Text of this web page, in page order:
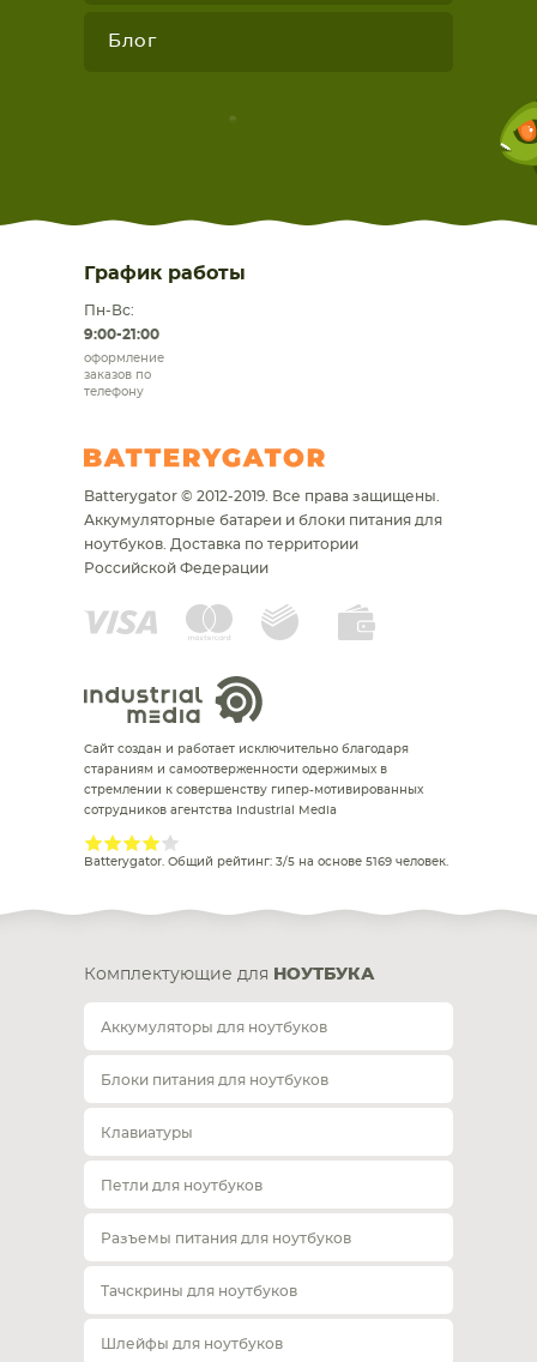
Блог
График работы
Пн-Вс:
9:00-21:00
оформление
заказов по
телефону
Batterygator © 2012-2019. Все права защищены.
Аккумуляторные батареи и блоки питания для
ноутбуков. Доставка по территории
Российской Федерации
Сайт создан и работает исключительно благодаря
стараниям и самоотверженности одержимых в
стремлении к совершенству гипер-мотивированных
сотрудников агентства Industrial Media
Batterygator. Общий рейтинг: 3/5 на основе 5169 человек.
Комплектующие для НОУТБУКА
Аккумуляторы для ноутбуков
Блоки питания для ноутбуков
Клавиатуры
Петли для ноутбуков
Разъемы питания для ноутбуков
Тачскрины для ноутбуков
Шлейфы для ноутбуков